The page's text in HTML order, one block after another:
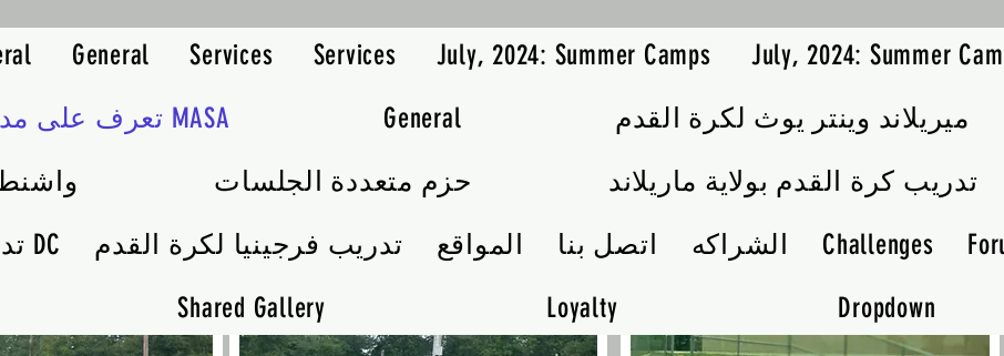
General Services Services July, 2024: Summer Camps
July, 2024: Summer
تعرف على مدربي MASA General
ميريلاند وينتر يوث لكرة القدم
حزم متعددة الجلسات
تدريب كرة القدم بولاية ماريلاند
تدريب كرة القدم DC تدريب فرجينيا لكرة القدم المواقع اتصل بنا الشراكه Challenges
Shared Gallery Loyalty Dropdown